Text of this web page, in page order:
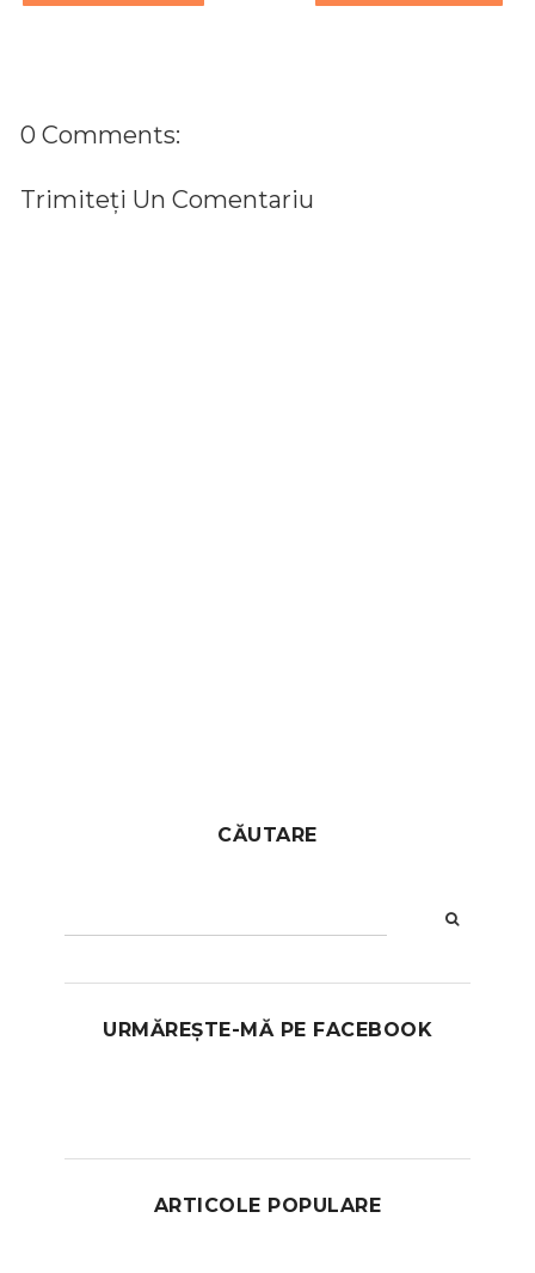
0 Comments:
Trimiteți Un Comentariu
CĂUTARE
URMĂREȘTE-MĂ PE FACEBOOK
ARTICOLE POPULARE